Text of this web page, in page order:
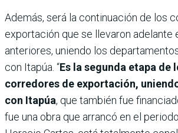
Además, será la continuación de los
exportación que se llevaron adelante
anteriores, uniendo los
con Itapúa. “Es la segunda etapa de
corredores de exportación,
con Itapúa, que también fue
fue una obra que arrancó en el